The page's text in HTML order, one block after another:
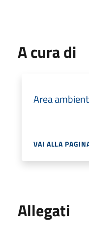
A cura di
Area
VAI ALLA
Allegati